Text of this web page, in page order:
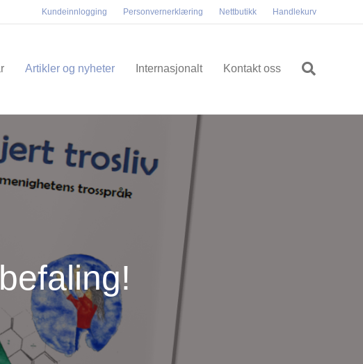
Kundeinnlogging Personvernerklæring Nettbutikk Handlekurv
Artikler og nyheter Internasjonalt Kontakt oss